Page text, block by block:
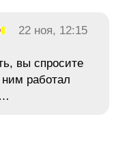
22 ноя, 12:15
вы спросите
ним работал